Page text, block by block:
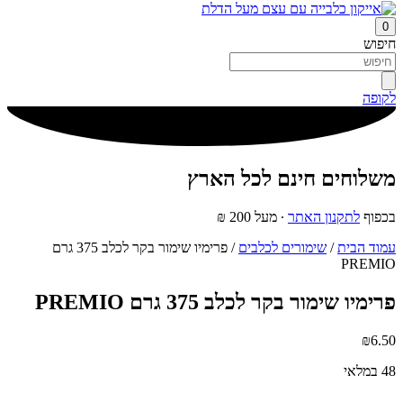
0
חיפוש
לקופה
משלוחים חינם לכל הארץ
בכפוף לתקנון האתר ∙ מעל 200 ₪
עמוד הבית/ שימורים לכלבים
/ פרימיו שימור בקר לכלב 375 גרם
PREMIO
פרימיו שימור בקר לכלב 375 גרם PREMIO
₪6.50
48 במלאי